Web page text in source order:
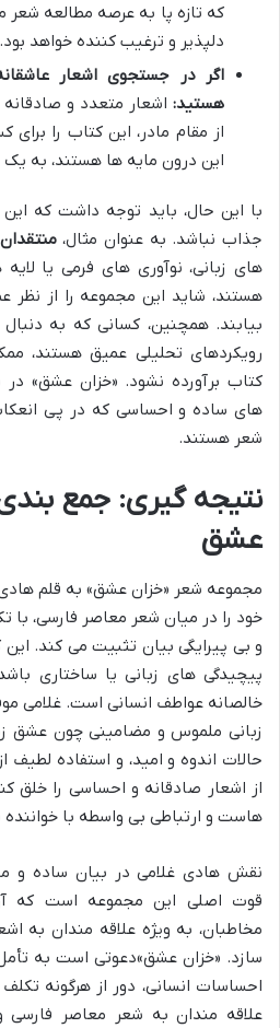
که تازه پا به عرصه مطالعه شعر
دلپذیر و ترغیب کننده خواهد بود.
اگر در جستجوی اشعار
هستید: اشعار متعدد و
از مقام مادر، این کتاب را
این درون مایه ها هستند، به
با این حال، باید توجه داشت که
جذاب نباشد. به عنوان مثال،
های زبانی، نوآوری های فرمی یا
هستند، شاید این مجموعه را از نظر
بیابند. همچنین، کسانی که به
رویکردهای تحلیلی عمیق هستند،
کتاب برآورده نشود. «خزان عشق»
های ساده و احساسی که در پی
شعر هستند.
نتیجه گیری: جمع
عشق
مجموعه شعر «خزان عشق» به قلم
خود را در میان شعر معاصر فارسی، با
و بی پیرایگی بیان تثبیت می کند.
پیچیدگی های زبانی یا ساختاری
خالصانه عواطف انسانی است. غلامی
زبانی ملموس و مضامینی چون عشق
حالات اندوه و امید، و استفاده
از اشعار صادقانه و احساسی را خلق
هاست و ارتباطی بی واسطه با خواننده
نقش هادی غلامی در بیان ساده و
قوت اصلی این مجموعه است که
مخاطبان، به ویژه علاقه مندان به
سازد. «خزان عشق»دعوتی است به
احساسات انسانی، دور از هرگونه
علاقه مندان به شعر معاصر فارسی